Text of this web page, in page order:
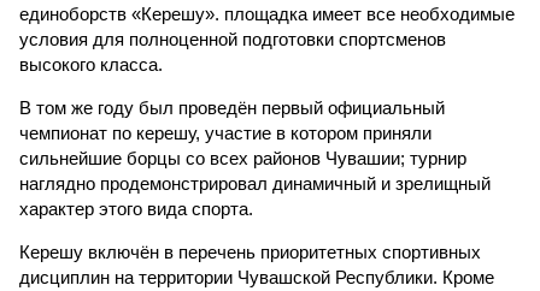
единоборств «Керешу». площадка имеет все необходимые
условия для полноценной подготовки спортсменов
высокого класса.
В том же году был проведён первый официальный
чемпионат по керешу, участие в котором приняли
сильнейшие борцы со всех районов Чувашии; турнир
наглядно продемонстрировал динамичный и зрелищный
характер этого вида спорта.
Керешу включён в перечень приоритетных спортивных
дисциплин на территории Чувашской Республики. Кроме